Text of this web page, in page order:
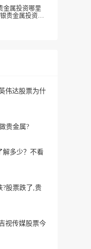
金属投资哪里
贵金属投资被
伟达股票为什
贵金属?
解多少？不看
?股票跌了,贵
视传媒股票今